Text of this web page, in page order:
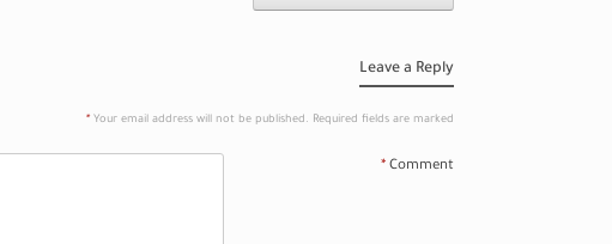
Leave a Reply
Your email address will not be published. Required fields are marked
*
Comment
*